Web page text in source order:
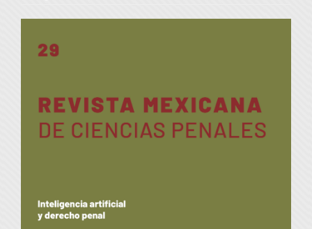
lateral
artículo